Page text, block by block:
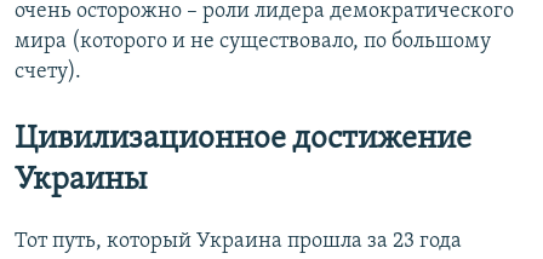
очень осторожно – роли лидера демократического
мира (которого и не существовало, по большому
счету).
Цивилизационное достижение
Украины
Тот путь, который Украина прошла за 23 года